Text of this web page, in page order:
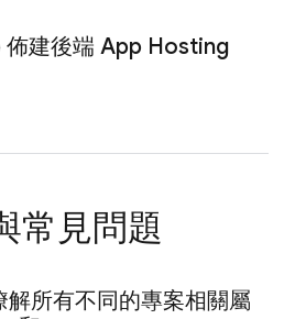
佈建後端 App Hosting
常見問題
解所有不同的專案相關屬